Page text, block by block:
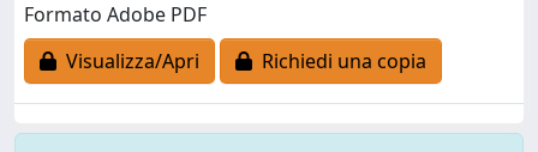
Formato Adobe PDF
Visualizza/Apri
Richiedi una copia